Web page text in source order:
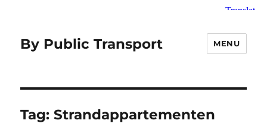
By Public Transport MENU
Tag:Strandappartementen